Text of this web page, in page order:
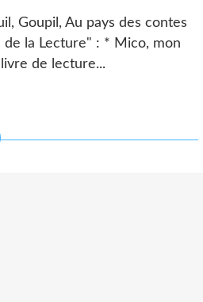
Goupil, Au pays des contes
de la Lecture" : * Mico, mon
de lecture...